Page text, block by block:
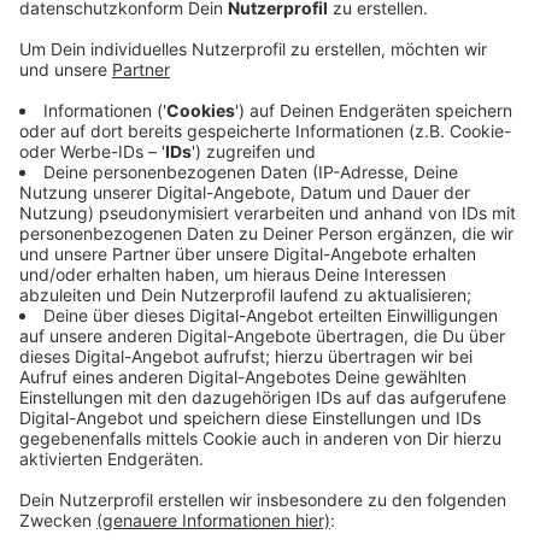
Veröffentlicht:Donnerstag, 08.10.2020 10:22
Anzeige
Die Stadt stimmt die verschiedenen strengeren
Maßnahmen gerade mit dem Land ab. Unter anderem
steht die Reduzierung von Gästen bei Feiern in der
Diskussion. Im öffentlichen Raum sollen dann noch 50
Gäste erlaubt sein, im Privaten wären es 25. Die Stadt
empfiehlt auch, dass keine Martinszüge im
öffentlichen Raum stattfinden sollen, lediglich in
begrenzten Gebieten wie Schulhöfen. Im Kreis liegt
der Wert bei 25,63.
DG
Anzeige